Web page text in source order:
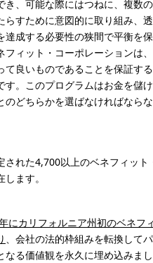
き、可能な際にはつねに、複数
らすために意図的に取り組み、
達成する必要性の狭間で平衡を
フィット・コーポレーションは
て良いものであることを保証す
す。このプログラムはお金を儲
のどちらかを選ばなければなら
された4,700以上のベネフィット
ます。
にカリフォルニア州初のベネフ
、会社の法的枠組みを転換して
なる価値観を永久に埋め込みま